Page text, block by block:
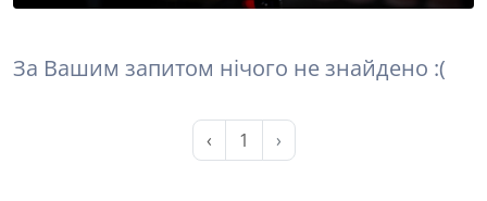
За Вашим запитом нічого не знайдено :(
‹ 1 ›